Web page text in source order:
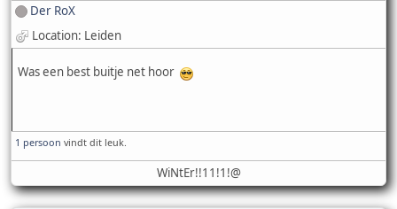
Der RoX
Location: Leiden
Was een best buitje net hoor
1 persoon vindt dit leuk.
WiNtEr!!11!1!@